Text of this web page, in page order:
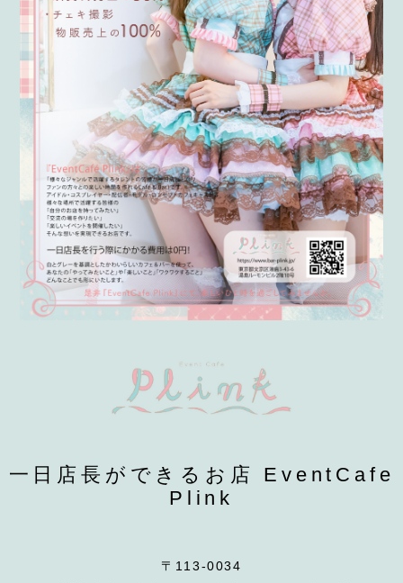
一日店長ができるお店 EventCafe
Plink
〒113-0034